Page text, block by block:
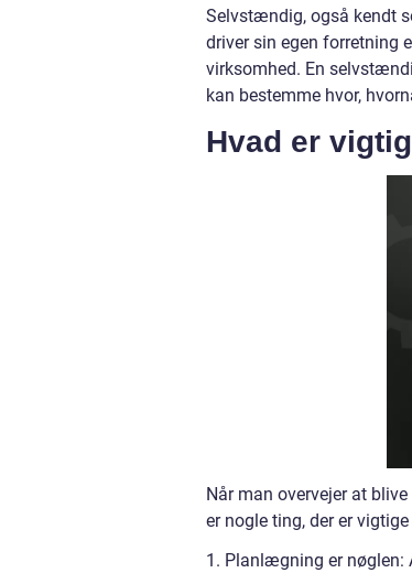
Selvstændig, også kendt
driver sin egen forretning
virksomhed. En
kan bestemme hvor,
Hvad er
Når man overvejer at
er nogle ting, der er
1. Planlægning er